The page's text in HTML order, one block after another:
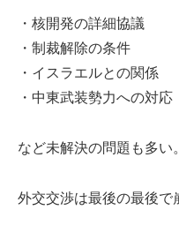
・核開発の詳細協議
・制裁解除の条件
・イスラエルとの関係
・中東武装勢力への対応
など未解決の問題も多い。
外交交渉は最後の最後で